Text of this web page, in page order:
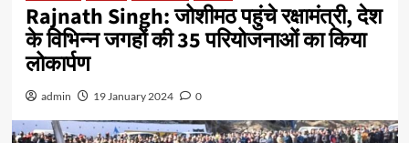
Rajnath Singh: जोशीमठ पहुंचे रक्षामंत्री, देश
के विभिन्न जगहों की 35 परियोजनाओं का किया
लोकार्पण
admin 19 January 2024 0